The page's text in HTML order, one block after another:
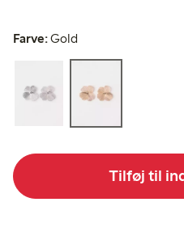
Farve:Gold
Tilføj til